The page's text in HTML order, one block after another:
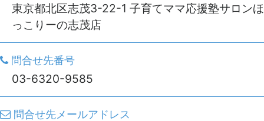
東京都北区志茂3-22-1 子育てママ応援塾サロンほ
っこりーの志茂店
問合せ先番号
03-6320-9585
問合せ先メールアドレス